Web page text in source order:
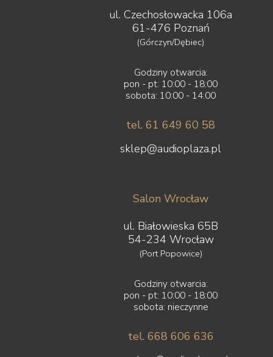
ul. Czechosłowacka 106a
61-476 Poznań
(Górczyn/Dębiec)
Godziny otwarcia:
pon - pt: 10:00 - 18:00
sobota: 10:00 - 14:00
tel. 61 649 60 58
sklep@audioplaza.pl
Salon Wrocław
ul. Białowieska 65B
54-234 Wrocław
(Port Popowice)
Godziny otwarcia:
pon - pt: 10:00 - 18:00
sobota: nieczynne
tel. 668 606 636